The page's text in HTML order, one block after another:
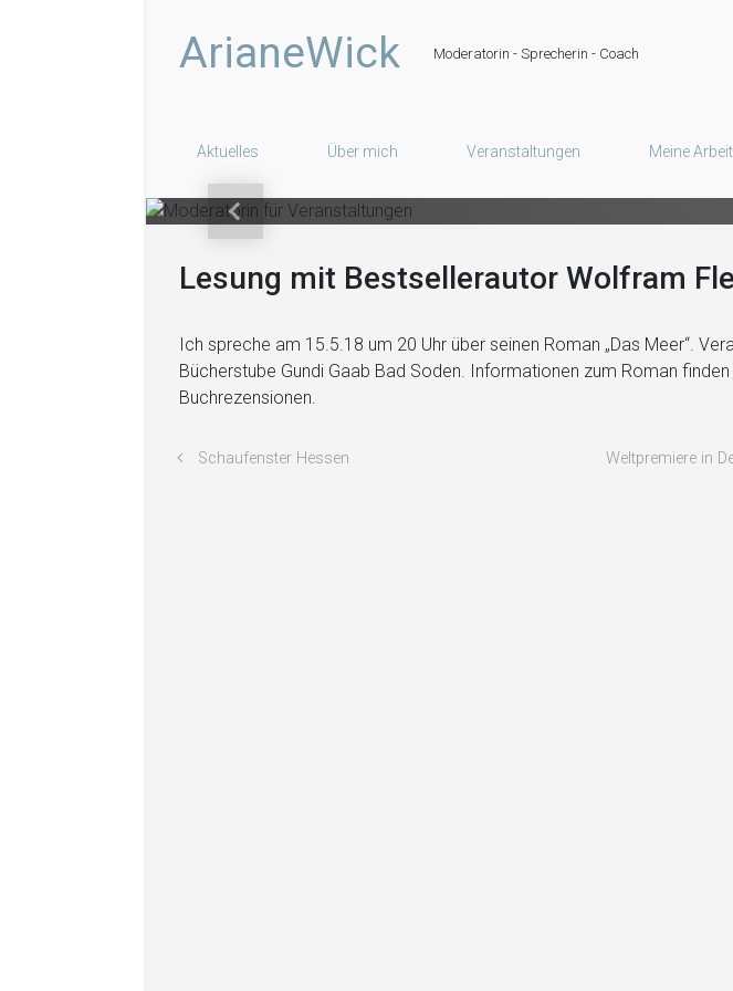
ArianeWick Moderatorin - Sprecherin - Coach
Aktuelles Über mich Veranstaltungen Meine Arbeit
Moderatorin
Vorheriger
Lesung mit Bestsellerautor Wolfram
Ich spreche am 15.5.18 um 20 Uhr über seinen Roman „Das Meer“.
Bücherstube Gundi Gaab Bad Soden. Informationen zum Roman
Buchrezensionen.
Schaufenster Hessen Weltpremiere in